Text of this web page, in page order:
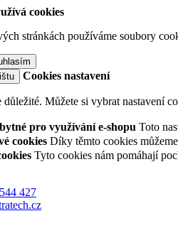
cookies
stránkách používáme soubory
Cookies nastavení
důležité. Můžete si vybrat nastavení
pro využívání e-shopu Toto
cookies Díky těmto cookies
Tyto cookies nám pomáhají
427